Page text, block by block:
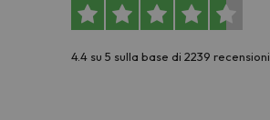
4.4 su 5 sulla base di 2239 recensioni